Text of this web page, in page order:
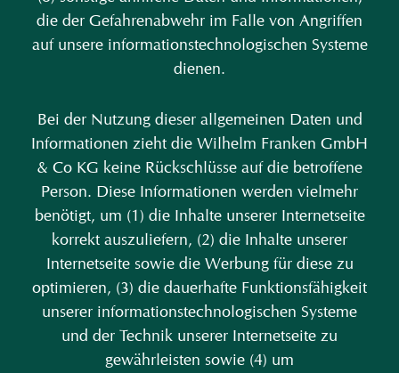
die der Gefahrenabwehr im Falle von Angriffen
auf unsere informationstechnologischen Systeme
dienen.
Bei der Nutzung dieser allgemeinen Daten und
Informationen zieht die Wilhelm Franken GmbH
& Co KG keine Rückschlüsse auf die betroffene
Person. Diese Informationen werden vielmehr
benötigt, um (1) die Inhalte unserer Internetseite
korrekt auszuliefern, (2) die Inhalte unserer
Internetseite sowie die Werbung für diese zu
optimieren, (3) die dauerhafte Funktionsfähigkeit
unserer informationstechnologischen Systeme
und der Technik unserer Internetseite zu
gewährleisten sowie (4) um